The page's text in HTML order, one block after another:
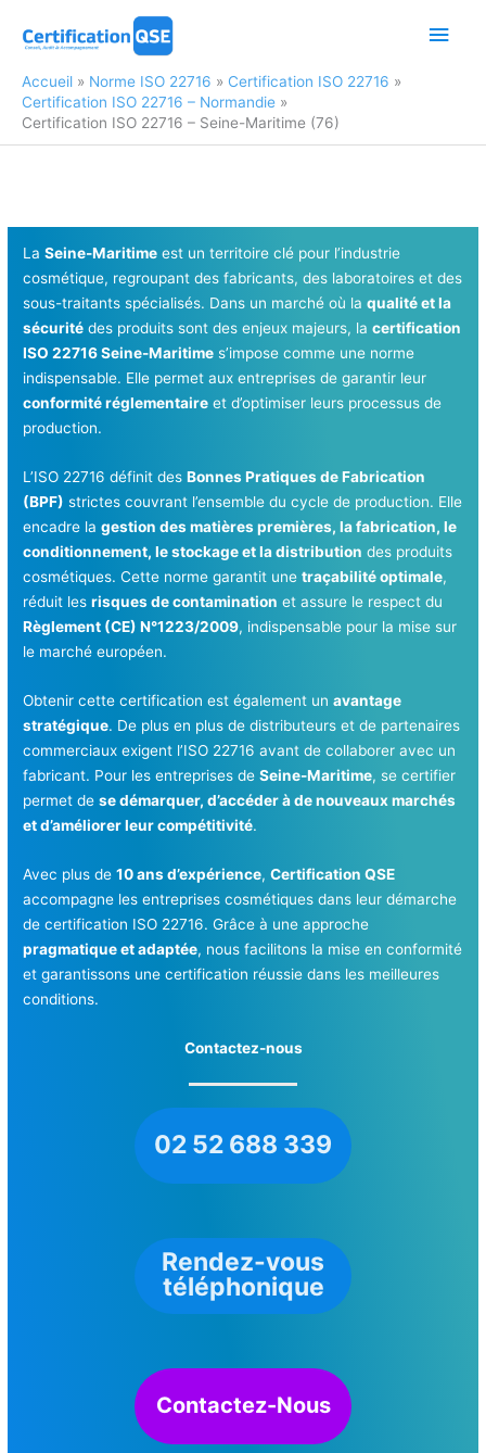
Accueil Norme ISO 22716
Certification ISO 22716
Certification ISO 22716 – Normandie
Certification ISO 22716 – Seine-Maritime (76)
LaSeine-Maritime est un territoire clé pour l’industrie
cosmétique, regroupant des fabricants, des laboratoires et des
sous-traitants spécialisés. Dans un marché où laqualité et la
sécurité des produits sont des enjeux majeurs, lacertification
ISO 22716 Seine-Maritime s’impose comme une norme
indispensable. Elle permet aux entreprises de garantir leur
conformité réglementaire et d’optimiser leurs processus de
production.
L’ISO 22716 définit desBonnes Pratiques de Fabrication
(BPF) strictes couvrant l’ensemble du cycle de production. Elle
encadre lagestion des matières premières, la fabrication, le
conditionnement, le stockage et la distribution des produits
cosmétiques. Cette norme garantit unetraçabilité optimale,
réduit lesrisques de contamination et assure le respect du
Règlement (CE) N°1223/2009, indispensable pour la mise sur
le marché européen.
Obtenir cette certification est également unavantage
stratégique. De plus en plus de distributeurs et de partenaires
commerciaux exigent l’ISO 22716 avant de collaborer avec un
fabricant. Pour les entreprises deSeine-Maritime, se certifier
permet dese démarquer, d’accéder à de nouveaux marchés
et d’améliorer leur compétitivité.
Avec plus de10 ans d’expérience,Certification QSE
accompagne les entreprises cosmétiques dans leur démarche
de certification ISO 22716. Grâce à une approche
pragmatique et adaptée, nous facilitons la mise en conformité
et garantissons une certification réussie dans les meilleures
conditions.
Contactez-nous
02 52 688 339
Rendez-vous
téléphonique
Contactez-Nous